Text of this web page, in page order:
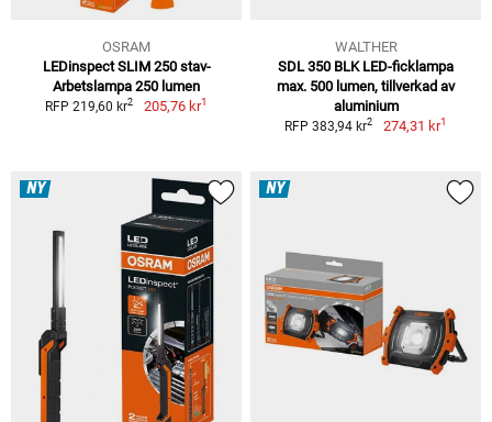
OSRAM
LEDinspect SLIM 250 stav-
Arbetslampa 250 lumen
RFP 219,60 kr2 205,76 kr1
WALTHER
SDL 350 BLK LED-ficklampa
max. 500 lumen, tillverkad av
aluminium
RFP 383,94 kr2 274,31 kr1
NY NY